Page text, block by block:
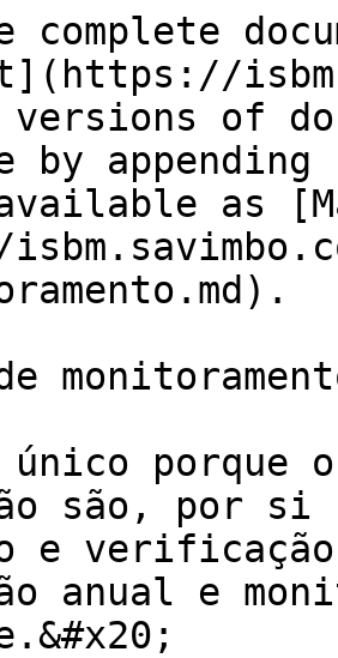
complete
versions of
by
as
único porque
são, por si
e
anual e